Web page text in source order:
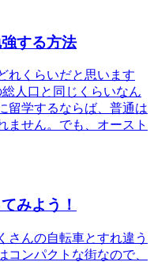
する方法
れくらいだと思います
人口と同じくらいなん
留学するならば、普通は
ません。でも、オースト
みよう！
さんの自転車とすれ違う
コンパクトな街なので、